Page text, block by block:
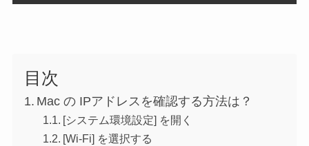
目次
Mac の IPアドレスを確認する方法は？
[システム環境設定] を開く
[Wi-Fi] を選択する